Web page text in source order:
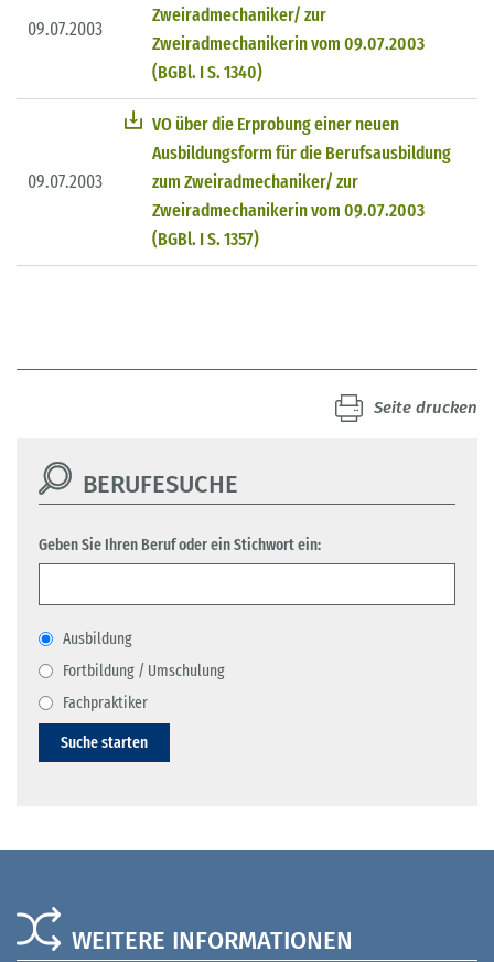
09.07.2003
Zweiradmechaniker/ zur
Zweiradmechanikerin vom 09.07.2003
(BGBl. I S. 1340)
09.07.2003
VO über die Erprobung einer neuen
Ausbildungsform für die Berufsausbildung
zum Zweiradmechaniker/ zur
Zweiradmechanikerin vom 09.07.2003
(BGBl. I S. 1357)
Seite drucken
BERUFESUCHE
Geben Sie Ihren Beruf oder ein Stichwort ein:
Ausbildung
Fortbildung / Umschulung
Fachpraktiker
Suche starten
WEITERE INFORMATIONEN